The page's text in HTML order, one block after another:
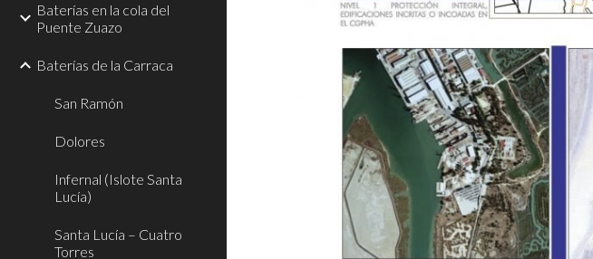
Baterías en la cola del
Puente Zuazo
Baterías de la Carraca
San Ramón
Dolores
Infernal (Islote Santa
Lucía)
Santa Lucía – Cuatro
Torres